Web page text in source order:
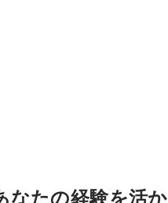
なたの経験を活か